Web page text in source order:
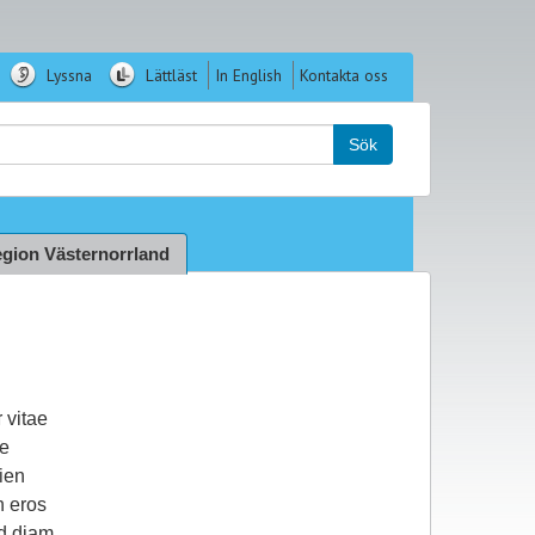
Lyssna Lättläst In English Kontakta oss
Sök
Västernorrland
vitae
eros